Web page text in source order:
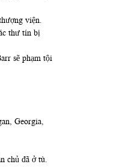
viện.
thư tín bị
sẽ phạm tội
Georgia,
chủ đã ở tù.